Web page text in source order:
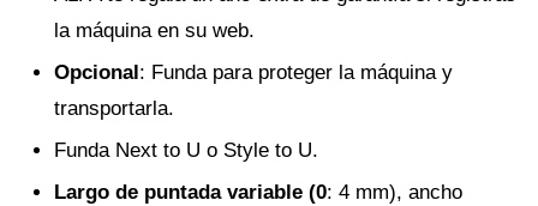
la máquina en su web.
Opcional : Funda para proteger la máquina y
transportarla.
Funda Next to U o Style to U.
Largo de puntada variable (0: 4 mm), ancho